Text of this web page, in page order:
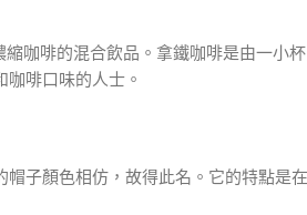
縮咖啡的混合飲品。拿鐵咖啡是由一小
啡口味的人士。
子顏色相仿，故得此名。它的特點是